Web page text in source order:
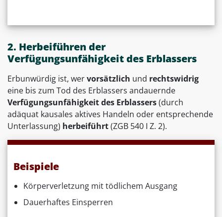
2. Herbeiführen der
Verfügungsunfähigkeit des Erblassers
Erbunwürdig ist, wervorsätzlich und rechtswidrig
eine bis zum Tod des Erblassers andauernde
Verfügungsunfähigkeit des Erblassers(durch
adäquat kausales aktives Handeln oder entsprechende
Unterlassung) herbeiführt(ZGB 540 I Z. 2).
Beispiele
Körperverletzung mit tödlichem Ausgang
Dauerhaftes Einsperren